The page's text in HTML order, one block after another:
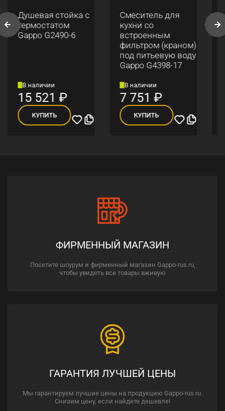
Душевая стойка с
термостатом
Gappo G2490-6
В наличии
15 521 ₽
КУПИТЬ
Смеситель для
кухни со
встроенным
фильтром (краном)
под питьевую воду
Gappo G4398-17
В наличии
7 751₽
КУПИТЬ
ФИРМЕННЫЙ МАГАЗИН
Посетите шоурум и фирменный магазин Gappo-rus.ru,
чтобы увидеть все товары вживую
ГАРАНТИЯ ЛУЧШЕЙ ЦЕНЫ
Мы гарантируем лучшие цены на продукцию Gappo-rus.ru.
Снизим цену, если найдете дешевле!